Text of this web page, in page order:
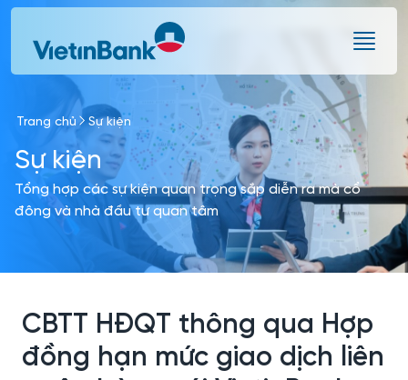
Skip to Main Content
Trang chủ Sự kiện
Sự kiện
Tổng hợp các sự kiện quan trọng sắp diễn ra mà cổ
đông và nhà đầu tư quan tâm
CBTT HĐQT thông qua Hợp
đồng hạn mức giao dịch liên